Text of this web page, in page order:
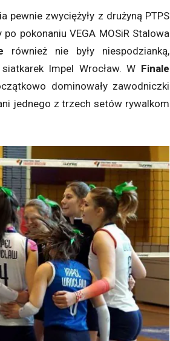
zwyciężyły z drużyną PTPS
pokonaniu VEGA MOSiR Stalowa
również nie były niespodzianką,
Impel Wrocław. W Finale
dominowały zawodniczki
jednego z trzech setów rywalkom